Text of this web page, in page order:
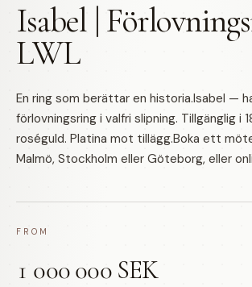
Isabel |
LWL
En ring som berättar en historia.Isabel —
förlovningsring i valfri slipning. Tillgänglig i
roséguld. Platina mot tillägg.Boka ett
Malmö, Stockholm eller Göteborg, eller
FROM
1 000 000 SEK